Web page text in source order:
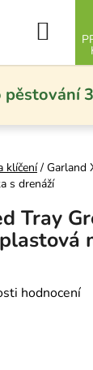
pěstování
klíčení / Garland
s drenáží
Tray
je 0,0 z 5
hodnocení